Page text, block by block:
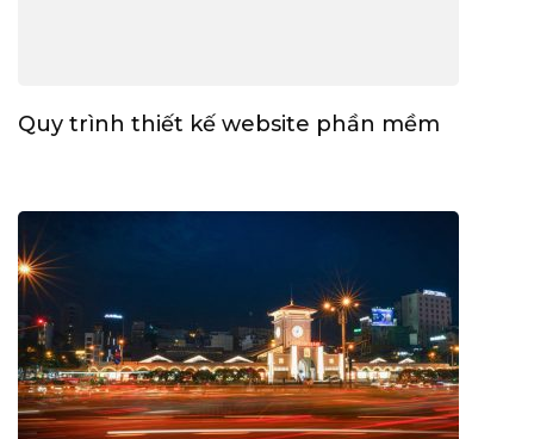
Quy trình thiết kế website phần mềm